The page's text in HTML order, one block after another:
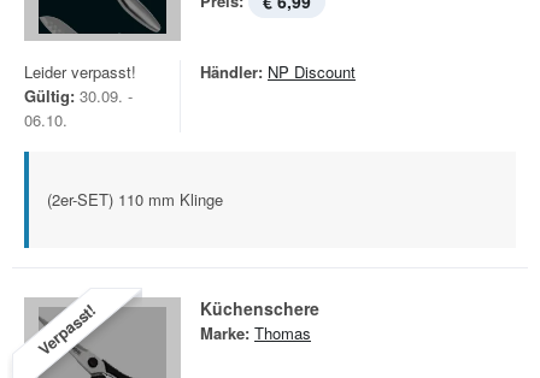
Leider verpasst!
Gültig: 30.09. -
06.10.
Händler: NP Discount
(2er-SET) 110 mm Klinge
Verpasst! Küchenschere
Marke: Thomas